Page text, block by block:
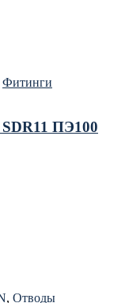
Фитинги
ПЭ100
, Отводы